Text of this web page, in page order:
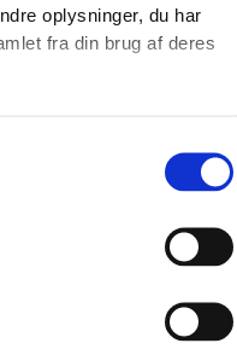
oplysninger, du har
fra din brug af deres